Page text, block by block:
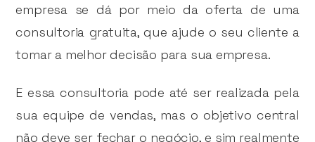
empresa se dá por meio da oferta de uma
consultoria gratuita, que ajude o seu cliente a
tomar a melhor decisão para sua empresa.
E essa consultoria pode até ser realizada pela
sua equipe de vendas, mas o objetivo central
não deve ser fechar o negócio, e sim realmente